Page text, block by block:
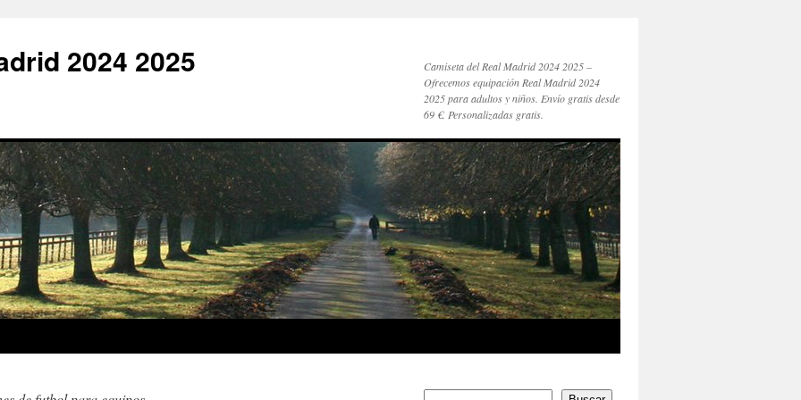
2024 2025
Camiseta del Real Madrid 2024 2025 –
Ofrecemos equipación Real Madrid 2024
2025 para adultos y niños. Envío gratis desde
69 €. Personalizadas gratis.